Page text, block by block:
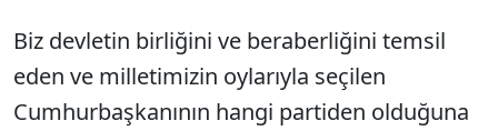
Biz devletin birliğini ve beraberliğini temsil
eden ve milletimizin oylarıyla seçilen
Cumhurbaşkanının hangi partiden olduğuna